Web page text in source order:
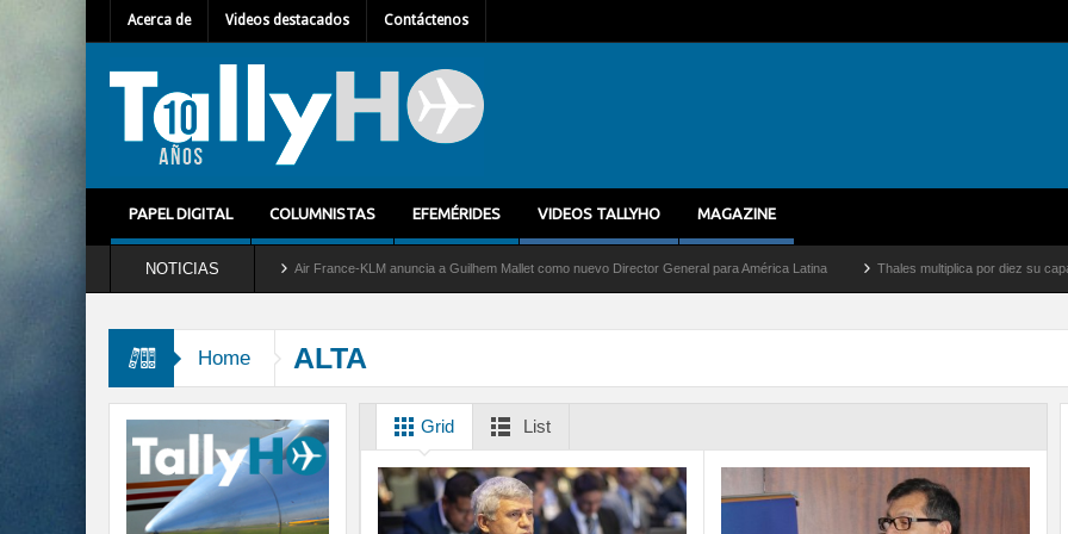
Acerca de Videos destacados Contáctenos
PAPEL DIGITAL COLUMNISTAS EFEMÉRIDES VIDEOS TALLYHO MAGAZINE
NOTICIAS
del servicio al C-2 Greyhound Air France-KLM anuncia a Guilhem Mallet como nuevo Director General para América Latina Thales multiplica por diez su capacidad
Home ALTA
Grid List